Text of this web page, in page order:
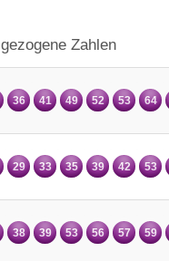
gezogene Zahlen
36 41 49 52 53 64
29 33 35 39 42 53
38 39 53 56 57 59